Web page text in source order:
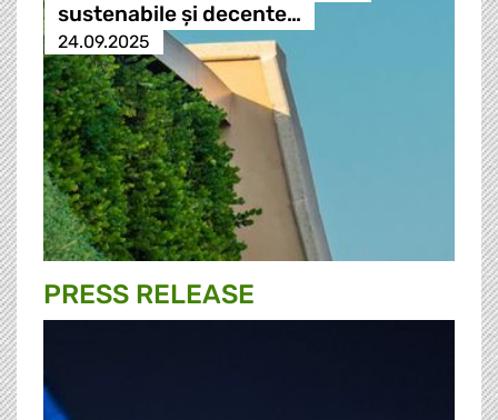
sustenabile și decente…
24.09.2025
PRESS RELEASE